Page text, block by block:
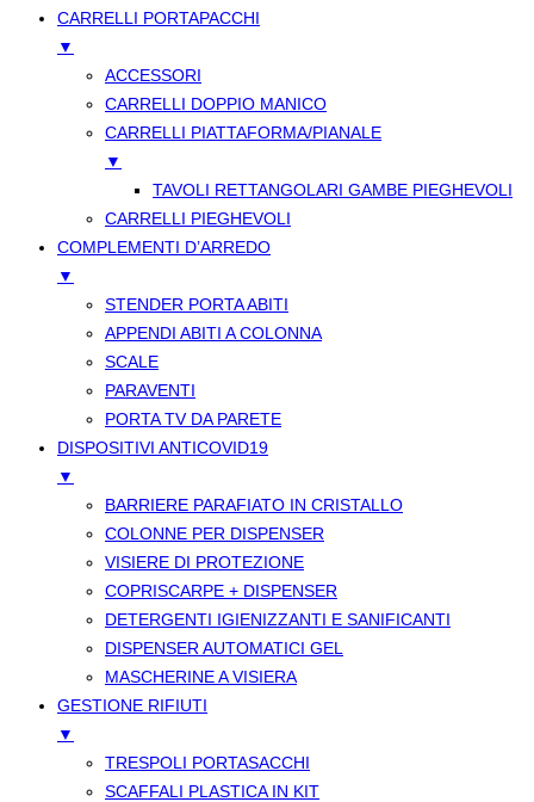
CARRELLI PORTAPACCHI
▼
ACCESSORI
CARRELLI DOPPIO MANICO
CARRELLI PIATTAFORMA/PIANALE
▼
TAVOLI RETTANGOLARI GAMBE PIEGHEVOLI
CARRELLI PIEGHEVOLI
COMPLEMENTI D’ARREDO
▼
STENDER PORTA ABITI
APPENDI ABITI A COLONNA
SCALE
PARAVENTI
PORTA TV DA PARETE
DISPOSITIVI ANTICOVID19
▼
BARRIERE PARAFIATO IN CRISTALLO
COLONNE PER DISPENSER
VISIERE DI PROTEZIONE
COPRISCARPE + DISPENSER
DETERGENTI IGIENIZZANTI E SANIFICANTI
DISPENSER AUTOMATICI GEL
MASCHERINE A VISIERA
GESTIONE RIFIUTI
▼
TRESPOLI PORTASACCHI
SCAFFALI PLASTICA IN KIT